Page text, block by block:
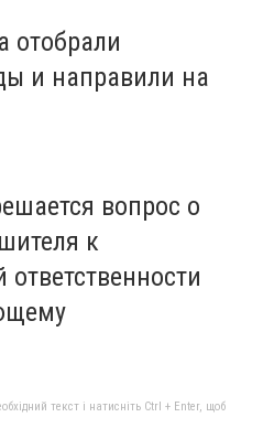
отобрали
и направили на
вопрос о
к
текст і натисніть Ctrl + Enter, щоб